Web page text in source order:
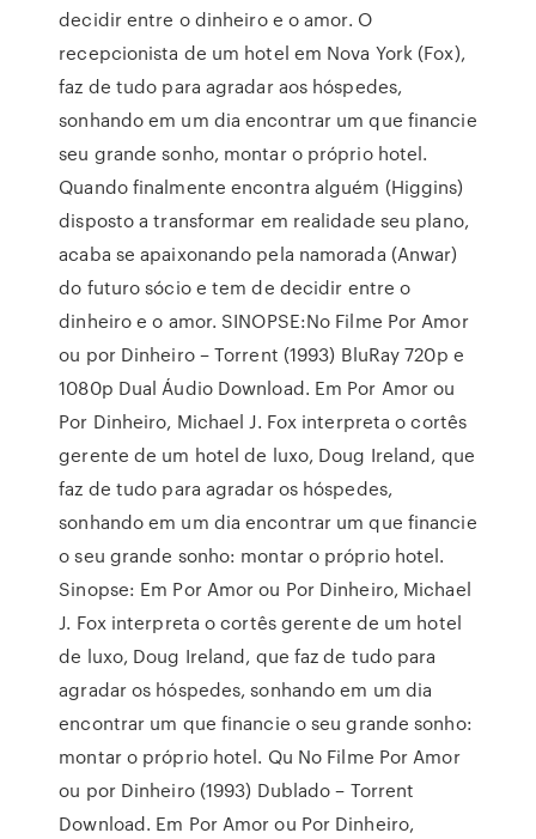
decidir entre o dinheiro e o amor. O
recepcionista de um hotel em Nova York (Fox),
faz de tudo para agradar aos hóspedes,
sonhando em um dia encontrar um que financie
seu grande sonho, montar o próprio hotel.
Quando finalmente encontra alguém (Higgins)
disposto a transformar em realidade seu plano,
acaba se apaixonando pela namorada (Anwar)
do futuro sócio e tem de decidir entre o
dinheiro e o amor. SINOPSE:No Filme Por Amor
ou por Dinheiro – Torrent (1993) BluRay 720p e
1080p Dual Áudio Download. Em Por Amor ou
Por Dinheiro, Michael J. Fox interpreta o cortês
gerente de um hotel de luxo, Doug Ireland, que
faz de tudo para agradar os hóspedes,
sonhando em um dia encontrar um que financie
o seu grande sonho: montar o próprio hotel.
Sinopse: Em Por Amor ou Por Dinheiro, Michael
J. Fox interpreta o cortês gerente de um hotel
de luxo, Doug Ireland, que faz de tudo para
agradar os hóspedes, sonhando em um dia
encontrar um que financie o seu grande sonho:
montar o próprio hotel. Qu No Filme Por Amor
ou por Dinheiro (1993) Dublado – Torrent
Download. Em Por Amor ou Por Dinheiro,